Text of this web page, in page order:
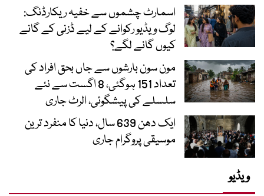
اسمارٹ چشموں سے خفیہ ریکارڈنگ:
لوگ ویڈیو رکوانے کے لیے ڈزنی کے گانے
کیوں گانے لگے؟
مون سون بارشوں سے جاں بحق افراد کی
تعداد 151 ہوگئی، 8 اگست سے نئے
سلسلے کی پیشگوئی، الرٹ جاری
ایک دھن 639 سال، دنیا کا منفرد ترین
موسیقی پروگرام جاری
ویڈیو